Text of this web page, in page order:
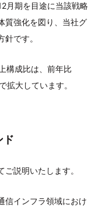
月期を目途に当該戦略
質強化を図り、当社グ
です。
構成比は、前年比
拡大しています。
ド
説明いたします。
信インフラ領域におけ